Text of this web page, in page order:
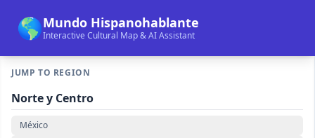
🌎Mundo Hispanohablante
Interactive Cultural Map & AI Assistant
JUMP TO REGION
Norte y Centro
México